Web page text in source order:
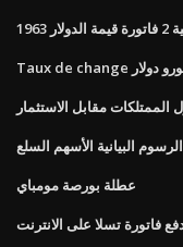
الممتلكات مقابل الاستثمار
الرسوم البيانية الأسهم السلع
عطلة بورصة مومباي
فاتورة تسلا على الانترنت